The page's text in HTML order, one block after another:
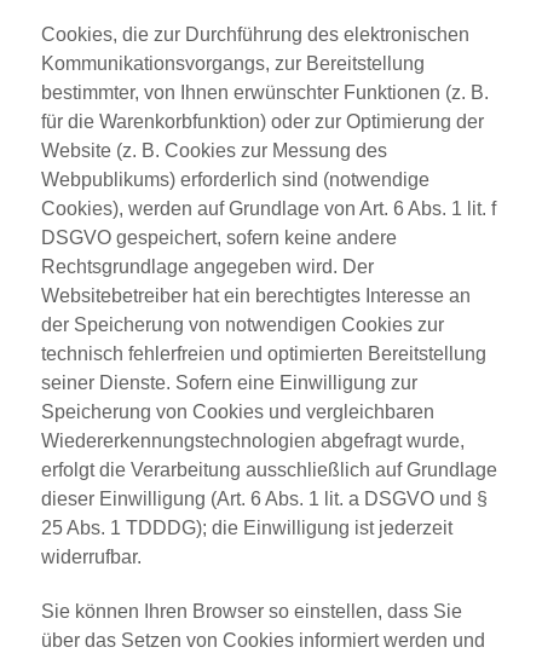
Cookies, die zur Durchführung des elektronischen
Kommunikationsvorgangs, zur Bereitstellung
bestimmter, von Ihnen erwünschter Funktionen (z. B.
für die Warenkorbfunktion) oder zur Optimierung der
Website (z. B. Cookies zur Messung des
Webpublikums) erforderlich sind (notwendige
Cookies), werden auf Grundlage von Art. 6 Abs. 1 lit. f
DSGVO gespeichert, sofern keine andere
Rechtsgrundlage angegeben wird. Der
Websitebetreiber hat ein berechtigtes Interesse an
der Speicherung von notwendigen Cookies zur
technisch fehlerfreien und optimierten Bereitstellung
seiner Dienste. Sofern eine Einwilligung zur
Speicherung von Cookies und vergleichbaren
Wiedererkennungstechnologien abgefragt wurde,
erfolgt die Verarbeitung ausschließlich auf Grundlage
dieser Einwilligung (Art. 6 Abs. 1 lit. a DSGVO und §
25 Abs. 1 TDDDG); die Einwilligung ist jederzeit
widerrufbar.
Sie können Ihren Browser so einstellen, dass Sie
über das Setzen von Cookies informiert werden und